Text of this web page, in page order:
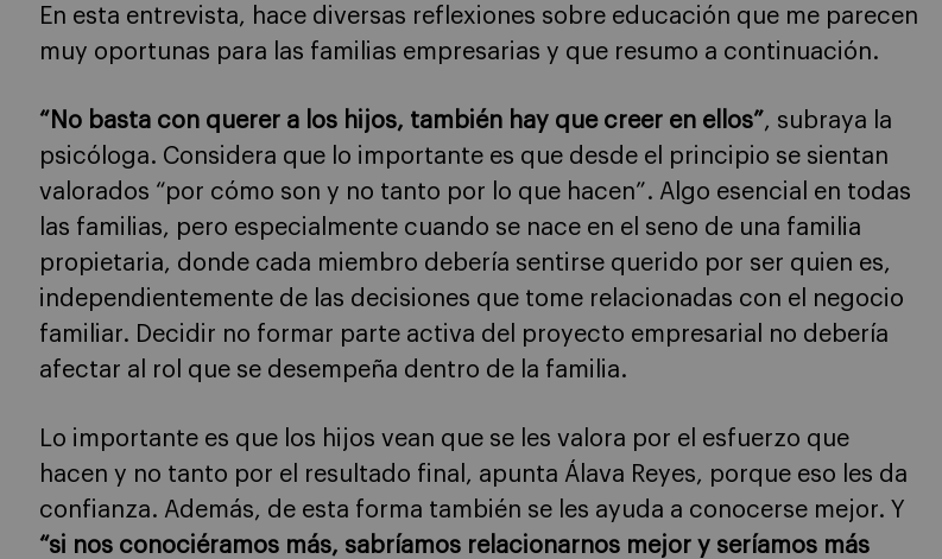
En esta entrevista, hace diversas reflexiones sobre educación que me parecen
muy oportunas para las familias empresarias y que resumo a continuación.
“No basta con querer a los hijos, también hay que creer en ellos”, subraya la
psicóloga. Considera que lo importante es que desde el principio se sientan
valorados “por cómo son y no tanto por lo que hacen”. Algo esencial en todas
las familias, pero especialmente cuando se nace en el seno de una familia
propietaria, donde cada miembro debería sentirse querido por ser quien es,
independientemente de las decisiones que tome relacionadas con el negocio
familiar. Decidir no formar parte activa del proyecto empresarial no debería
afectar al rol que se desempeña dentro de la familia.
Lo importante es que los hijos vean que se les valora por el esfuerzo que
hacen y no tanto por el resultado final, apunta Álava Reyes, porque eso les da
confianza. Además, de esta forma también se les ayuda a conocerse mejor. Y
“si nos conociéramos más, sabríamos relacionarnos mejor y seríamos más